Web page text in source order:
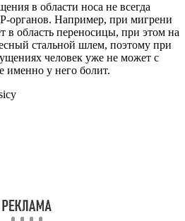
в области носа не всегда
органов. Например, при мигрени
в область переносицы, при этом на
стальной шлем, поэтому при
человек уже не может с
именно у него болит.